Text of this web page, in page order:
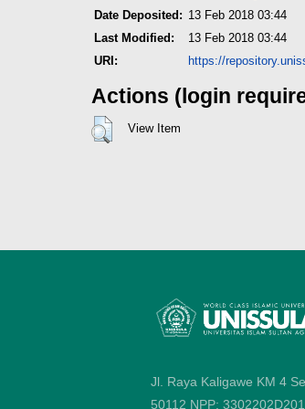
Date Deposited: 13 Feb 2018 03:44
Last Modified:
13 Feb 2018 03:44
URI:
https://
Actions (login
View Item
Jl. Raya Kaligawe KM 4
50112 NPP: